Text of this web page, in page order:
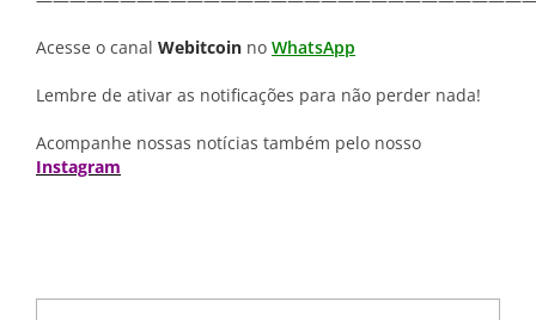
Acesse o canal Webitcoin no WhatsApp
Lembre de ativar as notificações para não perder nada!
Acompanhe nossas notícias também pelo nosso
Instagram